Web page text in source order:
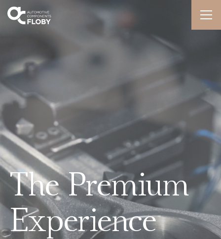
The Premium
Experience